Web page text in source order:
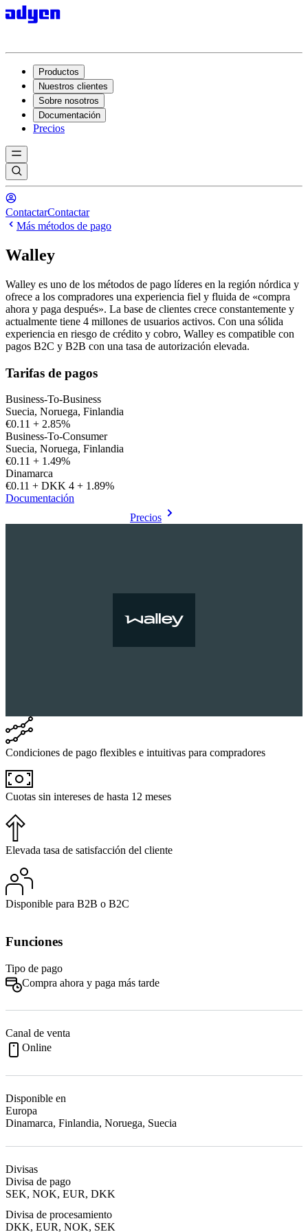
Productos
Nuestros clientes
Sobre nosotros
Documentación
Precios
ContactarContactar
Más métodos de pago
Walley
Walley es uno de los métodos de pago líderes en la región nórdica y
ofrece a los compradores una experiencia fiel y fluida de «compra
ahora y paga después». La base de clientes crece constantemente y
actualmente tiene 4 millones de usuarios activos. Con una sólida
experiencia en riesgo de crédito y cobro, Walley es compatible con
pagos B2C y B2B con una tasa de autorización elevada.
Tarifas de pagos
Business-To-Business
Suecia, Noruega, Finlandia
€0.11 + 2.85%
Business-To-Consumer
Suecia, Noruega, Finlandia
€0.11 + 1.49%
Dinamarca
€0.11 + DKK 4 + 1.89%
Documentación
Precios
Condiciones de pago flexibles e intuitivas para compradores
Cuotas sin intereses de hasta 12 meses
Elevada tasa de satisfacción del cliente
Disponible para B2B o B2C
Funciones
Tipo de pago
Compra ahora y paga más tarde
Canal de venta
Online
Disponible en
Europa
Dinamarca, Finlandia, Noruega, Suecia
Divisas
Divisa de pago
SEK, NOK, EUR, DKK
Divisa de procesamiento
DKK, EUR, NOK, SEK